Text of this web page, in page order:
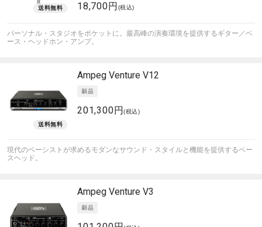
18,700円 (税込)
パーソナル・スタジオをポケットに。最高峰の演奏環境を提供するギター／ベ
ース・ヘッドホン・アンプ。
Ampeg Venture V12
201,300円(税込)
現代のベーシストが求めるモダンなサウンド・スタイルと機能を提供するベー
スヘッド。
Ampeg Venture V3